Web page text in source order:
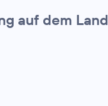
auf dem Land